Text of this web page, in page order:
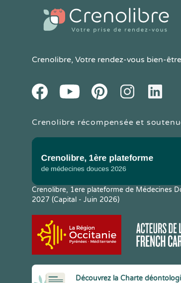
Crenolibre, Votre rendez-vous bien-être
FacebookYoutube PinteresetInstagramLinkedIn
Crenolibre récompensée et
Crenolibre, 1ere plateforme de Médecines
2027 (Capital - Juin 2026)
Découvrez la Charte